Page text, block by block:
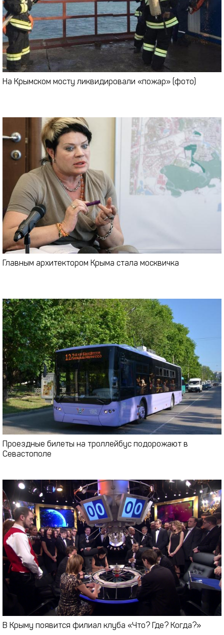
На Крымском мосту ликвидировали «пожар» (фото)
Главным архитектором Крыма стала москвичка
Проездные билеты на троллейбус подорожают в
Севастополе
В Крыму появится филиал клуба «Что? Где? Когда?»